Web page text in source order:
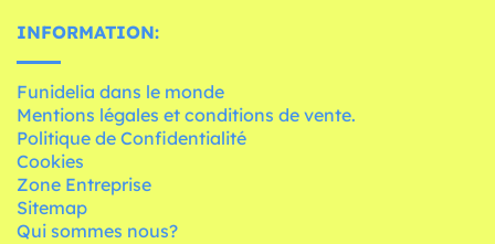
INFORMATION:
Funidelia dans le monde
Mentions légales et conditions de vente.
Politique de Confidentialité
Cookies
Zone Entreprise
Sitemap
Qui sommes nous?